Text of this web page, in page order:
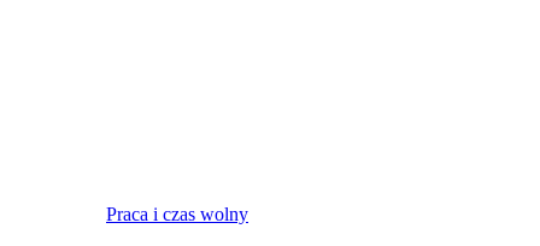
Praca i czas wolny